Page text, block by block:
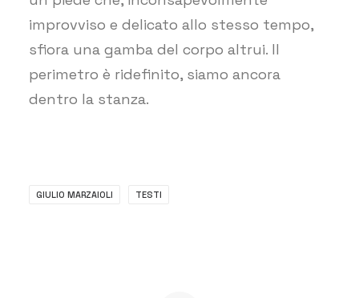
improvviso e delicato allo stesso tempo,
sfiora una gamba del corpo altrui. Il
perimetro è ridefinito, siamo ancora
dentro la stanza.
GIULIO MARZAIOLI TESTI